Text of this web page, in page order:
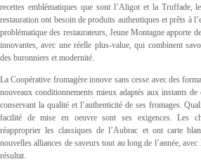
recettes emblématiques que sont l’Aligot et la Truffade,
restauration ont besoin de produits authentiques et prêts à
problématique des restaurateurs, Jeune Montagne apporte
innovantes, avec une réelle plus-value, qui combinent
des buronniers et modernité.
La Coopérative fromagère innove sans cesse avec des
nouveaux conditionnements mieux adaptés aux instants
conservant la qualité et l’authenticité de ses fromages.
facilité de mise en oeuvre sont ses exigences. Les
réapproprier les classiques de l’Aubrac et ont carte
nouvelles alliances de saveurs tout au long de l’année, avec
résultat.